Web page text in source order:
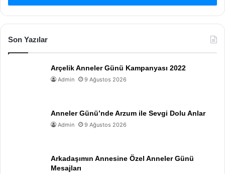
Son Yazılar
Arçelik Anneler Günü Kampanyası 2022
Admin 9 Ağustos 2026
Anneler Günü’nde Arzum ile Sevgi Dolu Anlar
Admin 9 Ağustos 2026
Arkadaşımın Annesine Özel Anneler Günü
Mesajları